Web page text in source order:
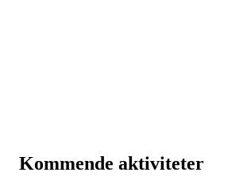
Kommende aktiviteter